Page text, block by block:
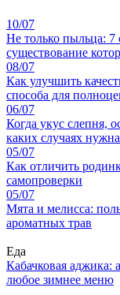
10/07
Не только пыльца:
существование
08/07
Как улучшить
способа для
06/07
Когда укус слепня,
каких случаях
05/07
Как отличить
самопроверки
05/07
Мята и мелисса:
ароматных трав
Еда
Кабачковая аджика:
любое зимнее меню